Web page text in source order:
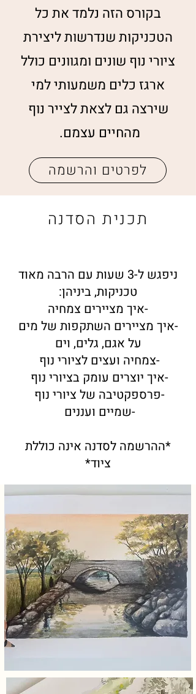
בקורס הזה נלמד את כל
הטכניקות שנדרשות ליצירת
ציורי נוף שונים ומגוונים כולל
ארגז כלים משמעותי למי
שירצה גם לצאת לצייר נוף
מהחיים עצמם.
לפרטים והרשמה
תכנית הסדנה
ני
פגש ל-3 שעות עם הרבה מאוד
טכניקות, ביניהן:
-איך מציירים צמחיה
-איך מציירים השתקפות של מים
על אגם, גלים, וים
-צמחיה ועצים לציורי נוף
-איך יוצרים עומק בציורי נוף
-פרספקטיבה של ציורי נוף
-שמיים ועננים
*ההרשמה לסדנה אינה כוללת
ציוד*